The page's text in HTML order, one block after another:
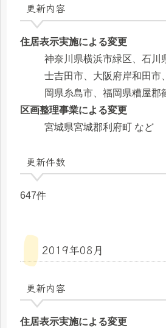
更新内容
住居表示実施による変更
神奈川県横浜市緑区、石川
士吉田市、大阪府岸和田市
岡県糸島市、福岡県糟屋郡
区画整理事業による変更
宮城県宮城郡利府町 など
更新件数
647件
2019年08月
更新内容
住居表示実施による変更